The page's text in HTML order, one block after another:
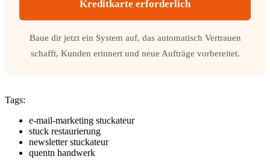
Kreditkarte erforderlich
Baue dir jetzt ein System auf, das automatisch Vertrauen
schafft, Kunden erinnert und neue Aufträge vorbereitet.
Tags:
e-mail-marketing stuckateur
stuck restaurierung
newsletter stuckateur
quentn handwerk